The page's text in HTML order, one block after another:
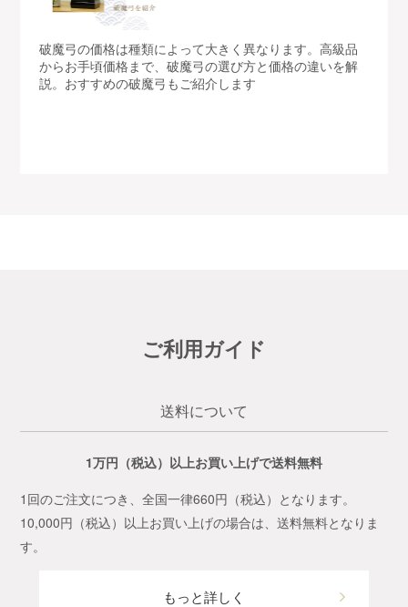
破魔弓の価格は種類によって大きく異なります。高級品
からお手頃価格まで、破魔弓の選び方と価格の違いを解
説。おすすめの破魔弓もご紹介します
ご利用ガイド
送料について
1万円（税込）以上お買い上げで送料無料
1回のご注文につき、全国一律660円（税込）となります。
10,000円（税込）以上お買い上げの場合は、送料無料となりま
す。
もっと詳しく